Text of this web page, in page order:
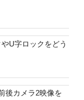
U字ロックをどう
後カメラ2映像を